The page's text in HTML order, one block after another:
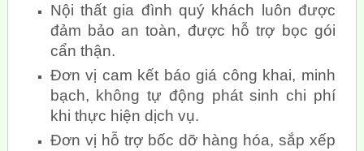
Nội thất gia đình quý khách luôn được
đảm bảo an toàn, được hỗ trợ bọc gói
cẩn thận.
Đơn vị cam kết báo giá công khai, minh
bạch, không tự động phát sinh chi phí
khi thực hiện dịch vụ.
Đơn vị hỗ trợ bốc dỡ hàng hóa, sắp xếp